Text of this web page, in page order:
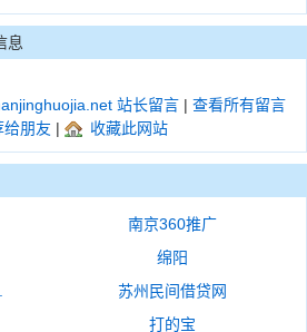
息
站长留言 | 查看所有留言
给朋友 | 收藏此网站
南京360推广
绵阳
苏州民间借贷网
打的宝